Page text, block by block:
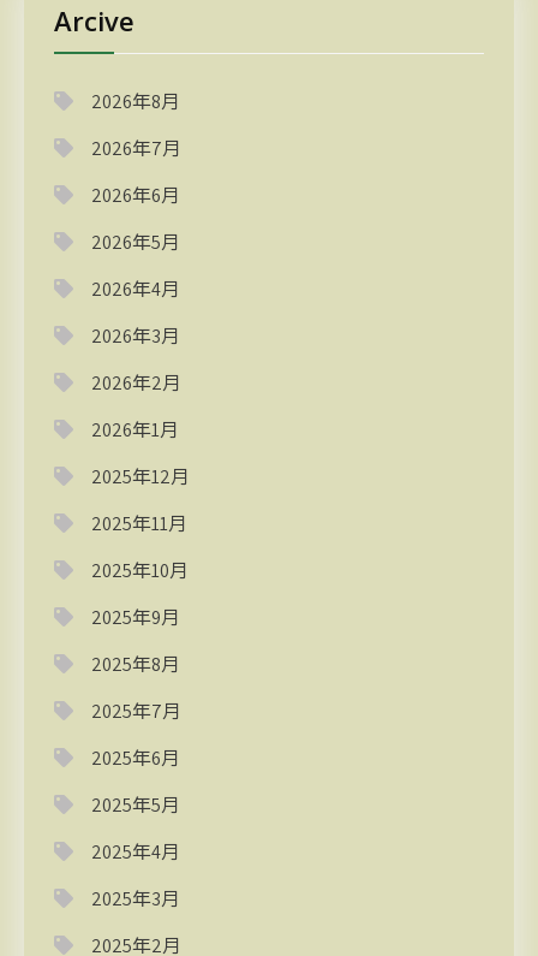
Arcive
2026年8月
2026年7月
2026年6月
2026年5月
2026年4月
2026年3月
2026年2月
2026年1月
2025年12月
2025年11月
2025年10月
2025年9月
2025年8月
2025年7月
2025年6月
2025年5月
2025年4月
2025年3月
2025年2月